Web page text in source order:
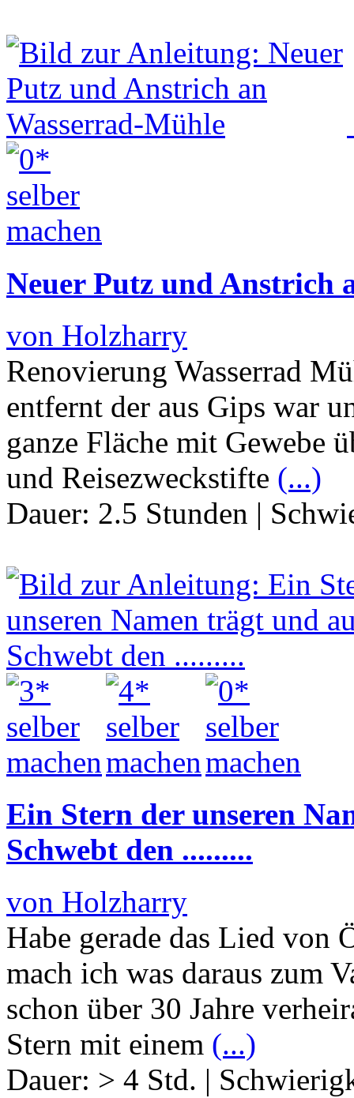
Neuer Putz und Anstrich
von Holzharry
Renovierung Wasserrad
entfernt der aus Gips war
ganze Fläche mit Gewebe
und Reisezweckstifte (...)
Dauer: 2.5 Stunden |
Ein Stern der unseren
Schwebt den .........
von Holzharry
Habe gerade das Lied von
mach ich was daraus zum
schon über 30 Jahre
Stern mit einem (...)
Dauer: > 4 Std. |